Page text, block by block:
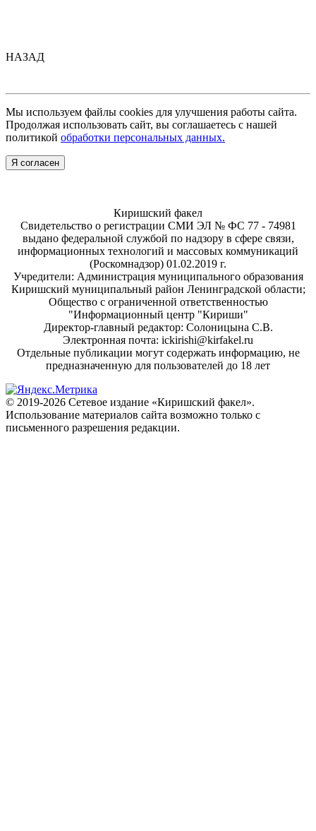
НАЗАД
Мы используем файлы cookies для улучшения работы сайта.
Продолжая использовать сайт, вы соглашаетесь с нашей
политикой обработки персональных данных.
Я согласен
Киришский факел
Свидетельство о регистрации СМИ ЭЛ № ФС 77 - 74981
выдано федеральной службой по надзору в сфере связи,
информационных технологий и массовых коммуникаций
(Роскомнадзор) 01.02.2019 г.
Учредители: Администрация муниципального образования
Киришский муниципальный район Ленинградской области;
Общество с ограниченной ответственностью
"Информационный центр "Кириши"
Директор-главный редактор: Солоницына С.В.
Электронная почта: ickirishi@kirfakel.ru
Отдельные публикации могут содержать информацию, не
предназначенную для пользователей до 18 лет
© 2019-2026 Сетевое издание «Киришский факел».
Использование материалов сайта возможно только с
письменного разрешения редакции.